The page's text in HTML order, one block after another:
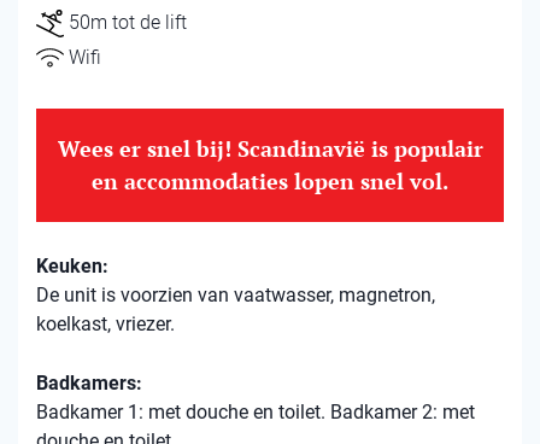
50m tot de lift
Wifi
Wees er snel bij! Scandinavië is populair
en accommodaties lopen snel vol.
Keuken:
De unit is voorzien van vaatwasser, magnetron,
koelkast, vriezer.
Badkamers:
Badkamer 1: met douche en toilet. Badkamer 2: met